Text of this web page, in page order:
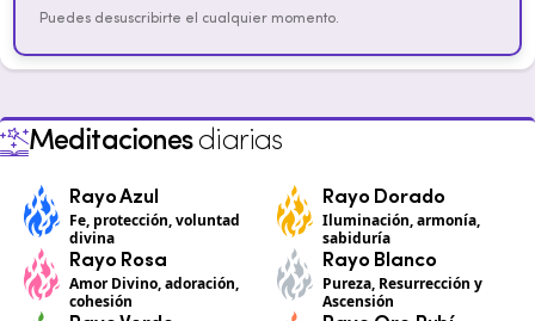
Puedes desuscribirte el cualquier momento.
Meditacionesdiarias
Rayo Azul
Fe, protección, voluntad
divina
Rayo Dorado
Iluminación, armonía,
sabiduría
Rayo Rosa
Amor Divino, adoración,
cohesión
Rayo Blanco
Pureza, Resurrección y
Ascensión